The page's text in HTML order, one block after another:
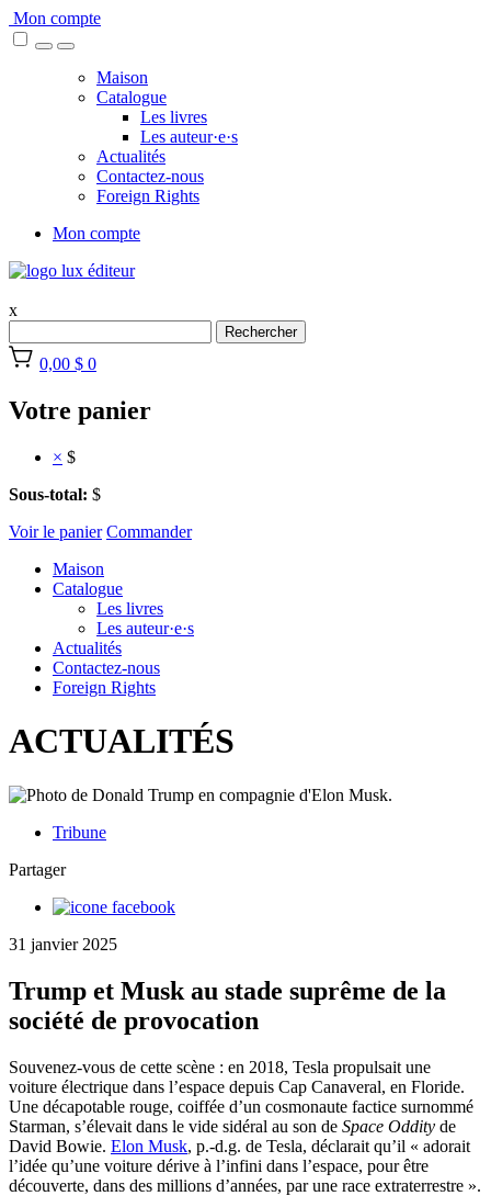
Skip
to
Mon compte
Maison
Catalogue
Les livres
Les auteur·e·s
Actualités
Contactez-nous
Foreign Rights
Mon compte
x
Rechercher
0,00 $ 0
Votre panier
× $
Sous-total: $
Voir le panier Commander
Maison
Catalogue
Les livres
Les auteur·e·s
Actualités
Contactez-nous
Foreign Rights
ACTUALITÉS
Tribune
Partager
31 janvier 2025
Trump et Musk au stade suprême de la
société de provocation
Souvenez-vous de cette scène : en 2018, Tesla propulsait une
voiture électrique dans l’espace depuis Cap Canaveral, en Floride.
Une décapotable rouge, coiffée d’un cosmonaute factice surnommé
Starman, s’élevait dans le vide sidéral au son de Space Oddity de
David Bowie. Elon Musk, p.-d.g. de Tesla, déclarait qu’il « adorait
l’idée qu’une voiture dérive à l’infini dans l’espace, pour être
découverte, dans des millions d’années, par une race extraterrestre ».